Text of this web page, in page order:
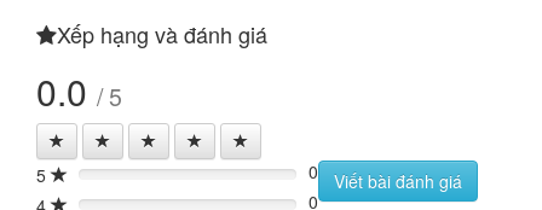
Xếp hạng và đánh giá
0.0 / 5
5 0%
0
4
0
Viết bài đánh giá